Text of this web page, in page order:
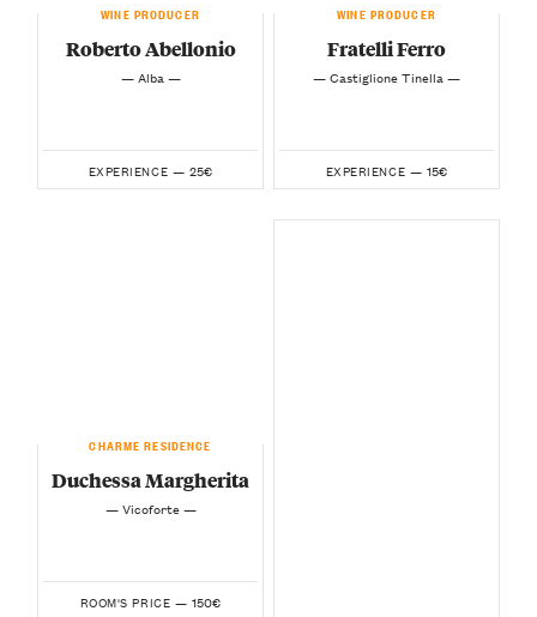
WINE PRODUCER
Roberto Abellonio
— Alba —
EXPERIENCE — 25€
WINE PRODUCER
Fratelli Ferro
— Castiglione Tinella —
EXPERIENCE — 15€
CHARME RESIDENCE
Duchessa Margherita
— Vicoforte —
ROOM'S PRICE — 150€